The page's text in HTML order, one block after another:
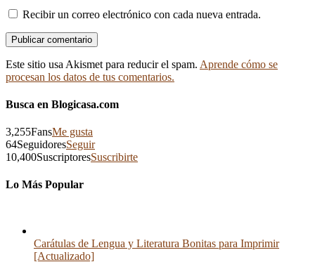
Recibir un correo electrónico con cada nueva entrada.
Este sitio usa Akismet para reducir el spam. Aprende cómo se
procesan los datos de tus comentarios.
Busca en Blogicasa.com
3,255FansMe gusta
64SeguidoresSeguir
10,400SuscriptoresSuscribirte
Lo Más Popular
Carátulas de Lengua y Literatura Bonitas para Imprimir
[Actualizado]